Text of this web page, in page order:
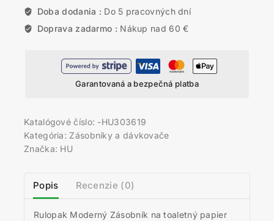
Doba dodania : Do 5 pracovných dní
Doprava zadarmo : Nákup nad 60 €
Garantovaná a bezpečná platba
Katalógové číslo: -HU303619
Kategória: Zásobníky a dávkovače
Značka: HU
Popis Recenzie (0)
Rulopak Moderný Zásobník na toaletný papier